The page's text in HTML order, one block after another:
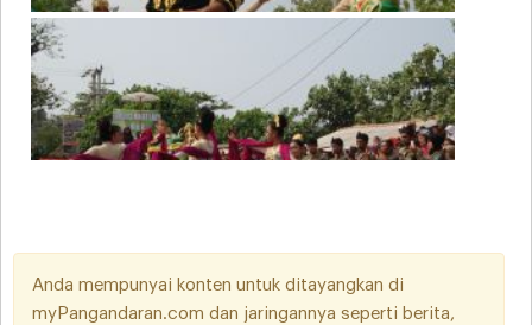
Anda mempunyai konten untuk ditayangkan di
myPangandaran.com dan jaringannya seperti berita,